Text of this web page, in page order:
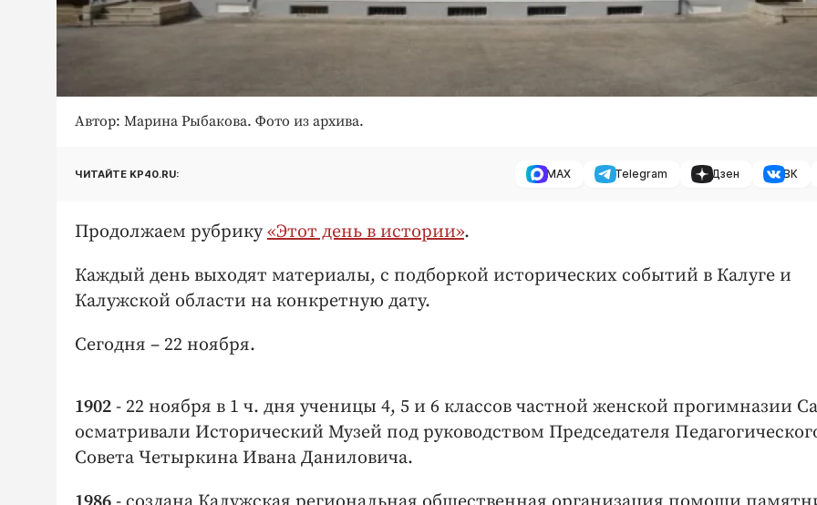
Автор: Марина Рыбакова. Фото из архива.
ЧИТАЙТЕ KP40.RU: MAX Telegram Дзен ВК
Продолжаем рубрику«Этот день в истории».
Каждый день выходят материалы, с подборкой исторических событий в Калуге и
Калужской области на конкретную дату.
Сегодня – 22 ноября.
1902 - 22 ноября в 1 ч. дня ученицы 4, 5 и 6 классов частной женской прогимназии
осматривали Исторический Музей под руководством Председателя
Совета Четыркина Ивана Даниловича.